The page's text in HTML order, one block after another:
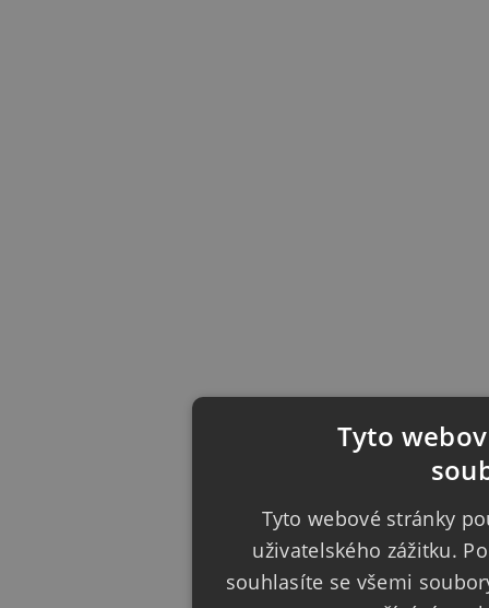
Tyto
Tyto webové stránky
uživatelského zážitku.
souhlasíte se všemi